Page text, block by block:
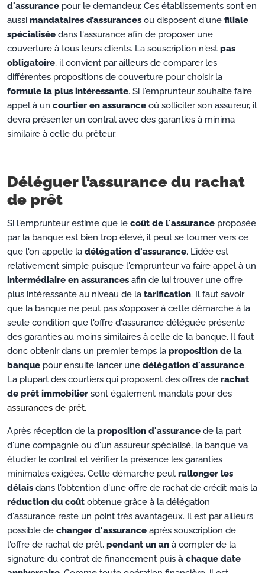
d'assurance pour le demandeur. Ces établissements sont en
aussi mandataires d’assurances ou disposent d'une filiale
spécialisée dans l'assurance afin de proposer une
couverture à tous leurs clients. La souscription n'est pas
obligatoire, il convient par ailleurs de comparer les
différentes propositions de couverture pour choisir la
formule la plus intéressante. Si l'emprunteur souhaite faire
appel à un courtier en assurance où solliciter son assureur, il
devra présenter un contrat avec des garanties à minima
similaire à celle du prêteur.
Déléguer l’assurance du rachat
de prêt
Si l'emprunteur estime que le coût de l'assurance proposée
par la banque est bien trop élevé, il peut se tourner vers ce
que l'on appelle la délégation d'assurance. L’idée est
relativement simple puisque l'emprunteur va faire appel à un
intermédiaire en assurances afin de lui trouver une offre
plus intéressante au niveau de la tarification. Il faut savoir
que la banque ne peut pas s'opposer à cette démarche à la
seule condition que l'offre d'assurance déléguée présente
des garanties au moins similaires à celle de la banque. Il faut
donc obtenir dans un premier temps la proposition de la
banque pour ensuite lancer une délégation d'assurance.
La plupart des courtiers qui proposent des offres de rachat
de prêt immobilier sont également mandats pour des
assurances de prêt.
Après réception de la proposition d'assurance de la part
d'une compagnie ou d'un assureur spécialisé, la banque va
étudier le contrat et vérifier la présence les garanties
minimales exigées. Cette démarche peut rallonger les
délais dans l'obtention d'une offre de rachat de crédit mais la
réduction du coût obtenue grâce à la délégation
d'assurance reste un point très avantageux. Il est par ailleurs
possible de changer d'assurance après souscription de
l'offre de rachat de prêt, pendant un an à compter de la
signature du contrat de financement puis à chaque date